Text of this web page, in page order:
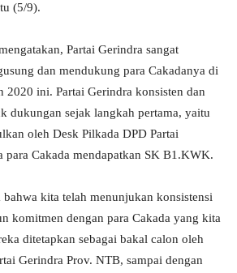
(5/9).
Partai Gerindra sangat
dan mendukung para Cakadanya di
2020 ini. Partai Gerindra konsisten dan
dukungan sejak langkah pertama, yaitu
oleh Desk Pilkada DPD Partai
para Cakada mendapatkan SK B1.KWK.
kita telah menunjukan konsistensi
komitmen dengan para Cakada yang kita
ditetapkan sebagai bakal calon oleh
Gerindra Prov. NTB, sampai dengan